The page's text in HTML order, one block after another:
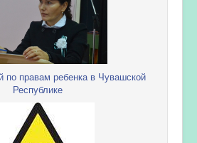
по правам ребенка в Чувашской
Республике